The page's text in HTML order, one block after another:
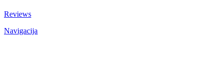
Reviews
Navigacija